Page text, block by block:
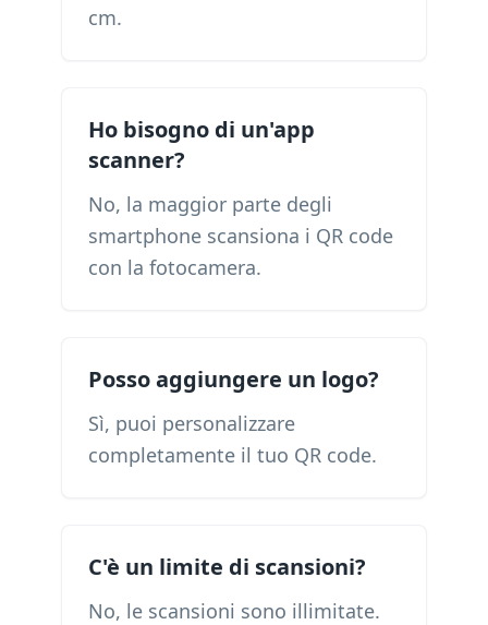
cm.
Ho bisogno di un'app
scanner?
No, la maggior parte degli
smartphone scansiona i QR code
con la fotocamera.
Posso aggiungere un logo?
Sì, puoi personalizzare
completamente il tuo QR code.
C'è un limite di scansioni?
No, le scansioni sono illimitate.